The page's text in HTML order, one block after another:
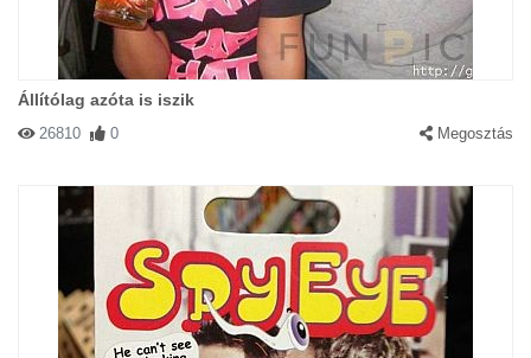
Állítólag azóta is iszik
26810 0 Megosztás